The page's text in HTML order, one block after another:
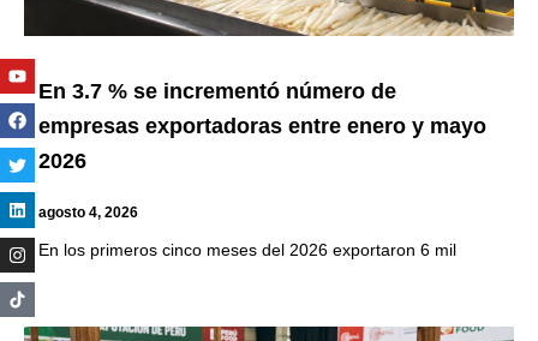
En 3.7 % se incrementó número de
empresas exportadoras entre enero y mayo
2026
agosto 4, 2026
En los primeros cinco meses del 2026 exportaron 6 mil
Youtube
Facebook
Twitter
Linkedin
Instagram